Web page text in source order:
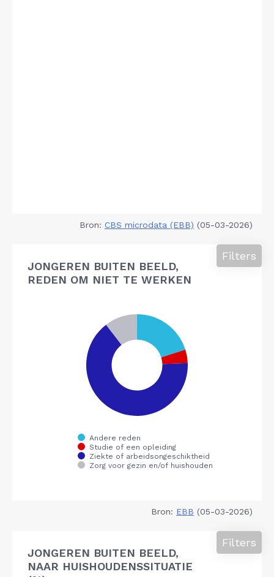
Bron: CBS microdata (EBB) (05-03-2026)
JONGEREN BUITEN BEELD,
REDEN OM NIET TE WERKEN
Filters
Bron: EBB (05-03-2026)
JONGEREN BUITEN BEELD,
NAAR HUISHOUDENSSITUATIE
Filters